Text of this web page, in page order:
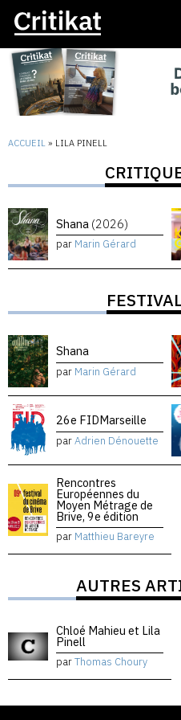
ACCUEIL » LILA PINELL
Shana (2026)
par Marin Gérard
Shana
par Marin Gérard
26e FIDMarseille
parAdrien Dénouette
Rencontres
Européennes du
Moyen Métrage de
Brive, 9e édition
par Matthieu Bareyre
AUTRES
Chloé Mahieu et Lila
Pinell
parThomas Choury